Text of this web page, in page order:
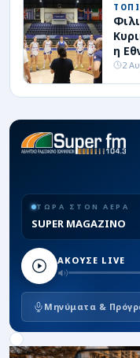
η
2
ΤΩΡΑ ΣΤΟΝ ΑΕΡΑ
SUPER MAGAZINO
ΑΚΟΥΣΕ LIVE
Μηνύματα &